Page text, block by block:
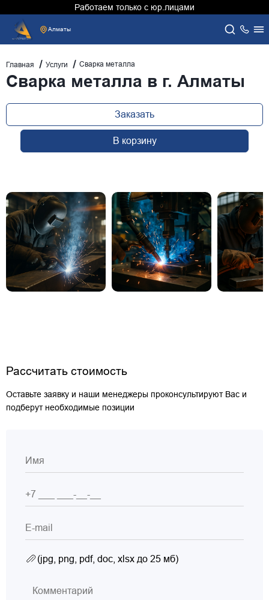
Работаем только с юр.лицами
Алматы
Главная Услуги Сварка металла
Сварка металла в г. Алматы
Заказать
В корзину
Рассчитать стоимость
Оставьте заявку и наши менеджеры проконсультируют Вас и
подберут необходимые позиции
(jpg, png, pdf, doc, xlsx до 25 мб)